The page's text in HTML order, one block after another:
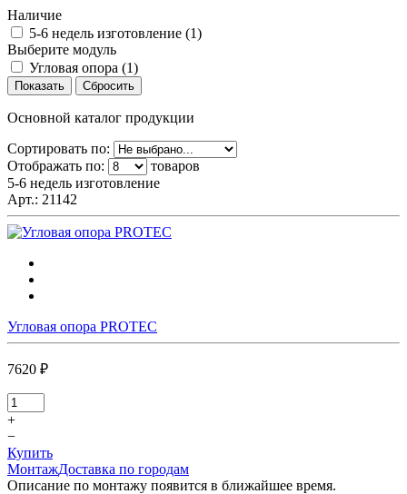
Наличие
5-6 недель изготовление (1)
Выберите модуль
Угловая опора (1)
Основной каталог продукции
Сортировать по:
Отображать по:
товаров
5-6 недель изготовление
Арт.: 21142
Угловая опора PROTEC
7620 ₽
+
−
Купить
МонтажДоставка по городам
Описание по монтажу появится в ближайшее время.